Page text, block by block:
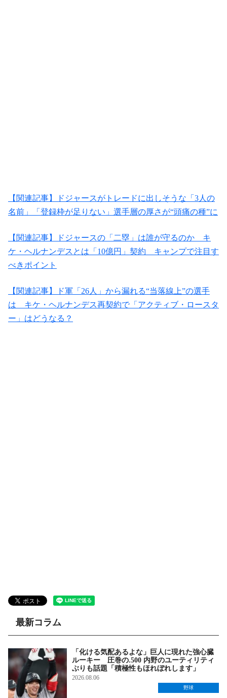
【関連記事】ドジャースがトレードに出しそうな「3人の
名前」「登録枠が足りない」選手層の厚さが“頭痛の種”に
【関連記事】ドジャースの「二塁」は誰が守るのか キ
ケ・ヘルナンデスとは「10億円」契約 キャンプで注目す
べきポイント
【関連記事】ド軍「26人」から漏れる“当落線上”の選手
は キケ・ヘルナンデス再契約で「アクティブ・ロースタ
ー」はどうなる？
最新コラム
「化ける気配あるよな」巨人に現れた強心臓
ルーキー 圧巻の.500 内野のユーティリティ
ぶりも話題「積極性もほれぼれします」
2026.08.06
野球